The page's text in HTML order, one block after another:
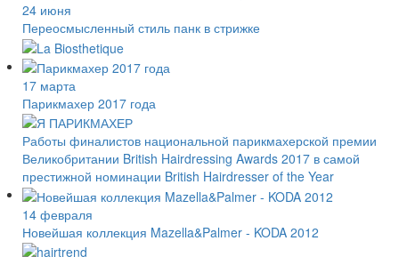
24 июня
Переосмысленный стиль панк в стрижке
17 марта
Парикмахер 2017 года
Работы финалистов национальной парикмахерской премии
Великобритании British Hairdressing Awards 2017 в самой
престижной номинации British Hairdresser of the Year
14 февраля
Новейшая коллекция Mazella&Palmer - KODA 2012